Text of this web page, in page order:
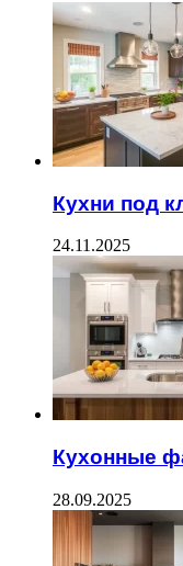
Кухни под
24.11.2025
Кухонные
28.09.2025